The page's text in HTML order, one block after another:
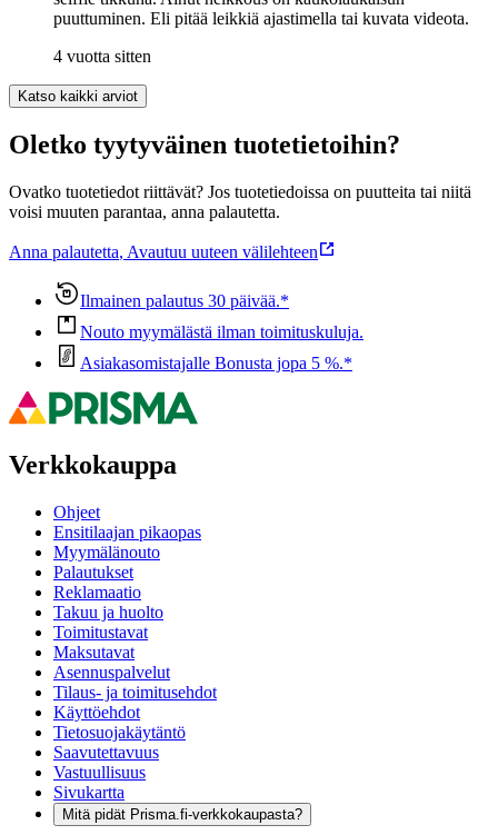
puuttuminen. Eli pitää leikkiä ajastimella tai kuvata videota.
4 vuotta sitten
Katso kaikki arviot
Oletko tyytyväinen tuotetietoihin?
Ovatko tuotetiedot riittävät? Jos tuotetiedoissa on puutteita tai niitä
voisi muuten parantaa, anna palautetta.
Anna palautetta, Avautuu uuteen välilehteen
Ilmainen palautus 30 päivää.*
Nouto myymälästä ilman toimituskuluja.
Asiakasomistajalle Bonusta jopa 5 %.*
Verkkokauppa
Ohjeet
Ensitilaajan pikaopas
Myymälänouto
Palautukset
Reklamaatio
Takuu ja huolto
Toimitustavat
Maksutavat
Asennuspalvelut
Tilaus- ja toimitusehdot
Käyttöehdot
Tietosuojakäytäntö
Saavutettavuus
Vastuullisuus
Sivukartta
Mitä pidät Prisma.fi-verkkokaupasta?